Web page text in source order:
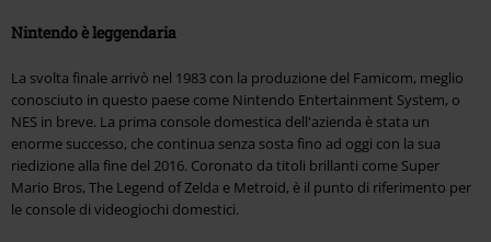
Nintendo è leggendaria
La svolta finale arrivò nel 1983 con la produzione del Famicom, meglio
conosciuto in questo paese come Nintendo Entertainment System, o
NES in breve. La prima console domestica dell'azienda è stata un
enorme successo, che continua senza sosta fino ad oggi con la sua
riedizione alla fine del 2016. Coronato da titoli brillanti come Super
Mario Bros, The Legend of Zelda e Metroid, è il punto di riferimento per
le console di videogiochi domestici.